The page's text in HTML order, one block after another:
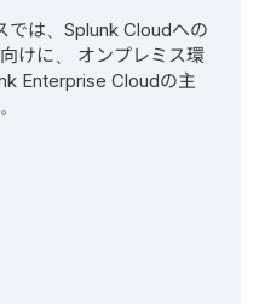
では、Splunk Cloudへの
けに、 オンプレミス環
Enterprise Cloudの主